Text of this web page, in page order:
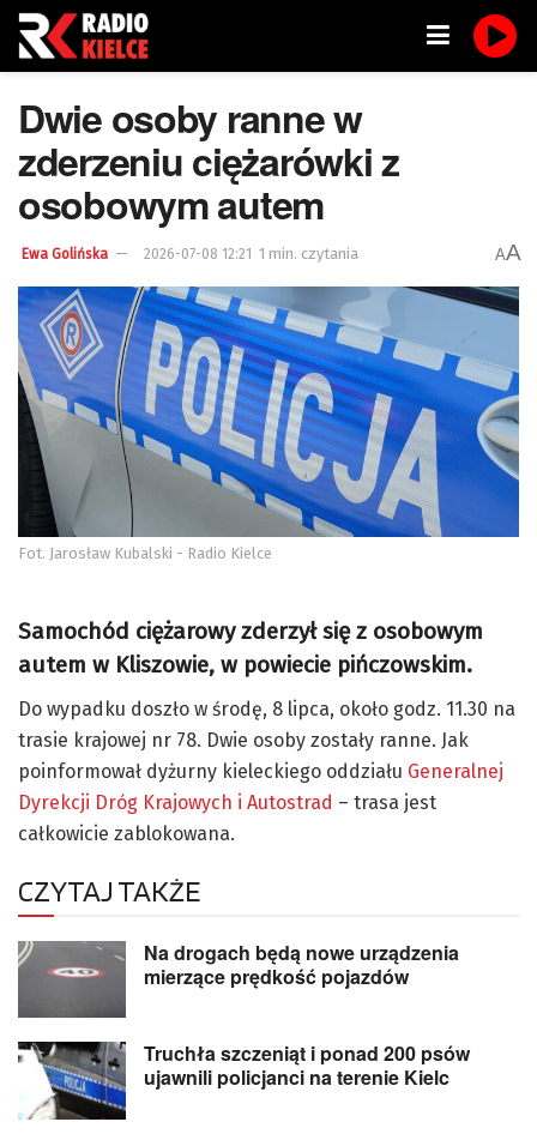
Dwie osoby ranne w
zderzeniu ciężarówki z
osobowym autem
Ewa Golińska 2026-07-08 12:21 1 min. czytania AA
Fot. Jarosław Kubalski - Radio Kielce
Samochód ciężarowy zderzył się z osobowym
autem w Kliszowie, w powiecie pińczowskim.
Do wypadku doszło w środę, 8 lipca, około godz. 11.30 na
trasie krajowej nr 78. Dwie osoby zostały ranne. Jak
poinformował dyżurny kieleckiego oddziału Generalnej
Dyrekcji Dróg Krajowych i Autostrad – trasa jest
całkowicie zablokowana.
CZYTAJ TAKŻE
Na drogach będą nowe urządzenia
mierzące prędkość pojazdów
Truchła szczeniąt i ponad 200 psów
ujawnili policjanci na terenie Kielc